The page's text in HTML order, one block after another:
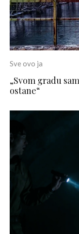
Sve ovo ja
„Svom gradu
ostane“